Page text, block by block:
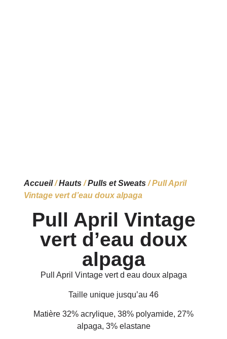
Accueil/Hauts/Pulls et Sweats/ Pull April
Vintage vert d’eau doux alpaga
Pull April Vintage
vert d’eau doux
alpaga
Pull April Vintage vert d eau doux alpaga
Taille unique jusqu’au 46
Matière 32% acrylique, 38% polyamide, 27%
alpaga, 3% elastane